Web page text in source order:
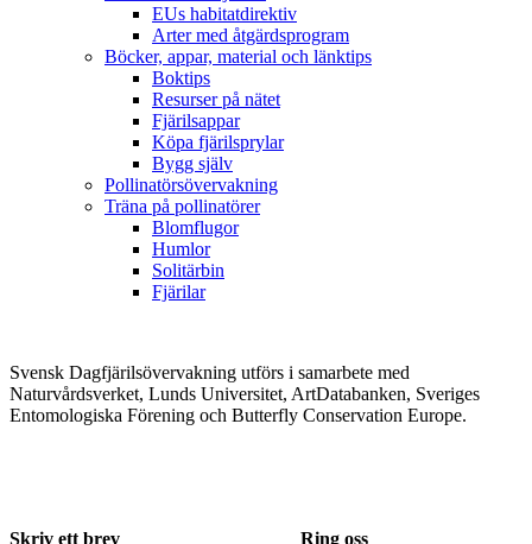
EUs habitatdirektiv
Arter med åtgärdsprogram
Böcker, appar, material och länktips
Boktips
Resurser på nätet
Fjärilsappar
Köpa fjärilsprylar
Bygg själv
Pollinatörsövervakning
Träna på pollinatörer
Blomflugor
Humlor
Solitärbin
Fjärilar
Svensk Dagfjärilsövervakning utförs i samarbete med
Naturvårdsverket, Lunds Universitet, ArtDatabanken, Sveriges
Entomologiska Förening och Butterfly Conservation Europe.
Skriv ett brev Ring oss